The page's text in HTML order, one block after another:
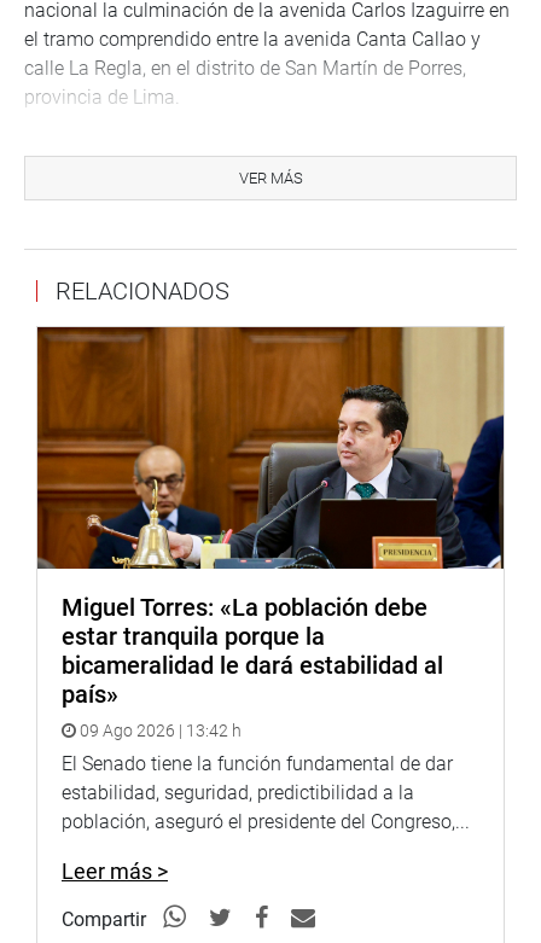
nacional la culminación de la avenida Carlos Izaguirre en
el tramo comprendido entre la avenida Canta Callao y
calle La Regla, en el distrito de San Martín de Porres,
provincia de Lima.
(Podemos Perú), la cual permitirá el
descongestionamiento del tráfico en la zona norte,
tiempo en el trasporte de carga y provincial que proviene
de los PL 7539/2020-CR y 7622/2020-CR, que declara de
interés nacional y necesidad pública la ejecución del
proyecto “Mejoramiento y construcción de la carretera
asfaltada doble vía CV 105 Calca – Yanatile – Quellouna
(Tramos Quellopuyto – Amparaes – Colca – Quebrada –
Quellouno – Chahuares DV. Quellouno)”, en el
departamento de Cusco.
La construcción y mejoramiento de carretera generará
abundantes puestos de trabajo y mejorará el nivel de vida
de poblaciones consideradas de extrema pobreza, el
crecimiento económico e inclusión social de las familias
alto andinas, y de ceja de selva de la región Cusco, y los
tres distritos involucrados como beneficiarios directos.
La Comisión de Transportes y Comunicaciones también
7533/2020-CR, que declara de necesidad pública e interés
Ucayali.
VER MÁS
RELACIONADOS
Miguel Torres: «La población debe
estar tranquila porque la
bicameralidad le dará estabilidad al
país»
09 Ago 2026 | 13:42 h
El Senado tiene la función fundamental de dar
estabilidad, seguridad, predictibilidad a la
población, aseguró el presidente del Congreso,...
Leer más >
Compartir